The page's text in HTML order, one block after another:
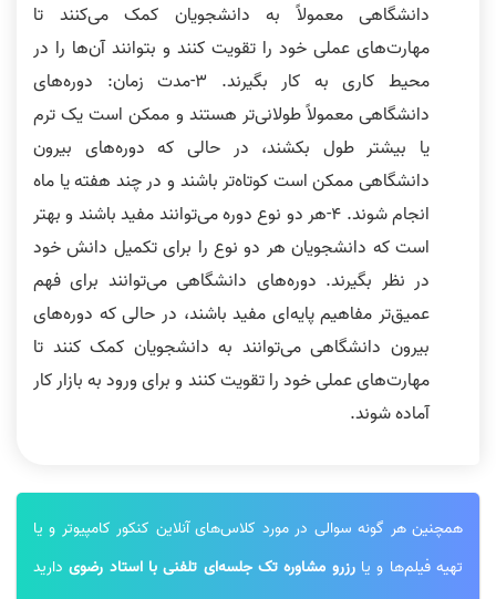
دانشگاهی معمولاً به دانشجویان کمک می‌کنند تا
مهارت‌های عملی خود را تقویت کنند و بتوانند آن‌ها را در
محیط کاری به کار بگیرند. 3-مدت زمان: دوره‌های
دانشگاهی معمولاً طولانی‌تر هستند و ممکن است یک ترم
یا بیشتر طول بکشند، در حالی که دوره‌های بیرون
دانشگاهی ممکن است کوتاه‌تر باشند و در چند هفته یا ماه
انجام شوند. 4-هر دو نوع دوره می‌توانند مفید باشند و بهتر
است که دانشجویان هر دو نوع را برای تکمیل دانش خود
در نظر بگیرند. دوره‌های دانشگاهی می‌توانند برای فهم
عمیق‌تر مفاهیم پایه‌ای مفید باشند، در حالی که دوره‌های
بیرون دانشگاهی می‌توانند به دانشجویان کمک کنند تا
مهارت‌های عملی خود را تقویت کنند و برای ورود به بازار کار
آماده شوند.
همچنین هر گونه سوالی در مورد کلاس‌های آنلاین کنکور کامپیوتر و یا
تهیه فیلم‌ها و یارزرو مشاوره تک جلسه‌ای تلفنی با استاد رضویدارید